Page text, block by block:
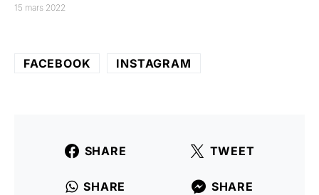
15 mars 2022
FACEBOOK INSTAGRAM
SHARE TWEET
SHARE SHARE